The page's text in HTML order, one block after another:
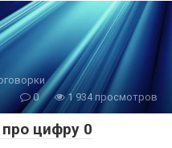
0
1 934 просмотров
цифру 0